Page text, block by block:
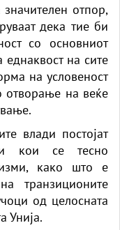
отпор,
дека тие би
со основниот
на сите
на условеност
отворање на веќе
влади постојат
кои се тесно
како што е
транзиционите
од целосната
Унија.